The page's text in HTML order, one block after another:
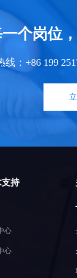
个岗位
：+86 199
持
心
心